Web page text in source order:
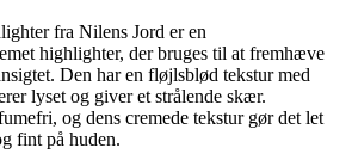
fra Nilens Jord er en
highlighter, der bruges til at fremhæve
Den har en fløjlsblød tekstur med
lyset og giver et strålende skær.
og dens cremede tekstur gør det let
fint på huden.